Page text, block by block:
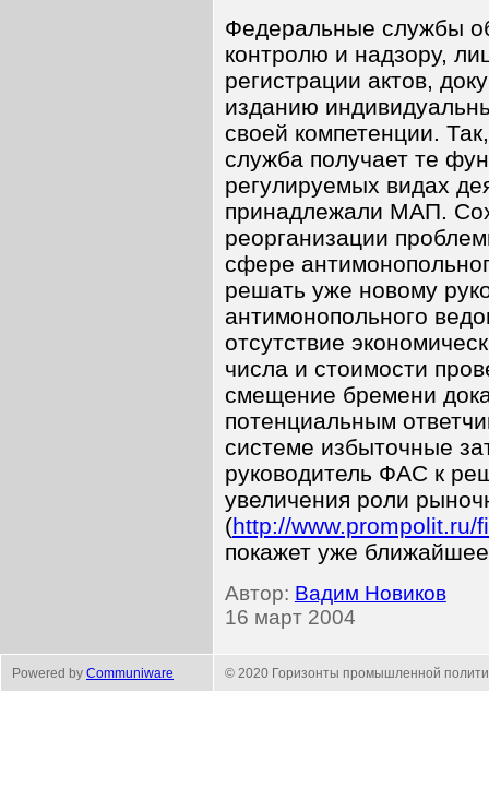
Федеральные службы
контролю и надзору,
регистрации актов,
изданию
своей компетенции.
служба получает те
регулируемых видах
принадлежали МАП.
реорганизации
сфере
решать уже новому
антимонопольного
отсутствие
числа и стоимости
смещение бремени
потенциальным
системе избыточные
руководитель ФАС к
увеличения роли
(http://www.prompolit.ru/
покажет уже
Автор: Вадим Новиков
16 март 2004
Powered by Communiware © 2020 Горизонты промышленной